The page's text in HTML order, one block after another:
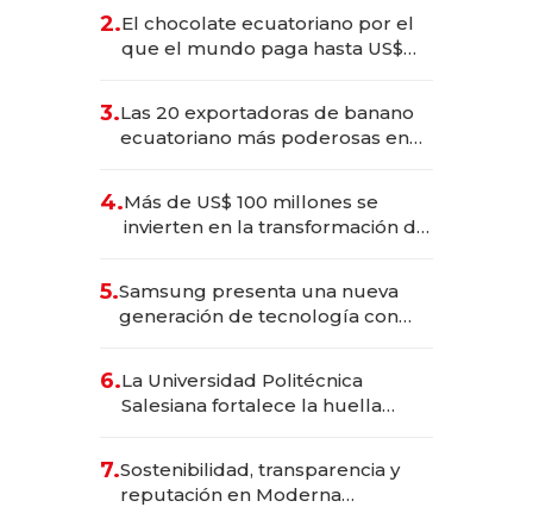
2.El chocolate ecuatoriano por el
que el mundo paga hasta US$
3.Las 20 exportadoras de banano
ecuatoriano más poderosas en
4.Más de US$ 100 millones se
invierten en la transformación de
5.Samsung presenta una nueva
generación de tecnología con
6.La Universidad Politécnica
Salesiana fortalece la huella
7.Sostenibilidad, transparencia y
reputación en Moderna